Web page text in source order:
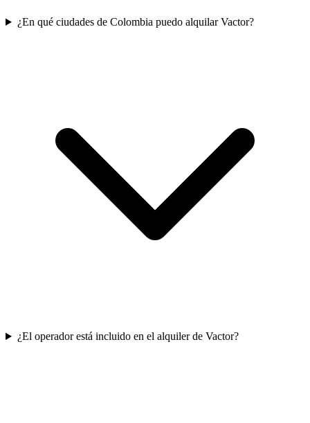
¿En qué ciudades de Colombia puedo alquilar Vactor?
¿El operador está incluido en el alquiler de Vactor?